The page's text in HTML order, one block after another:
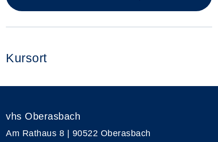
Kursort
vhs Oberasbach
Am Rathaus 8 | 90522 Oberasbach